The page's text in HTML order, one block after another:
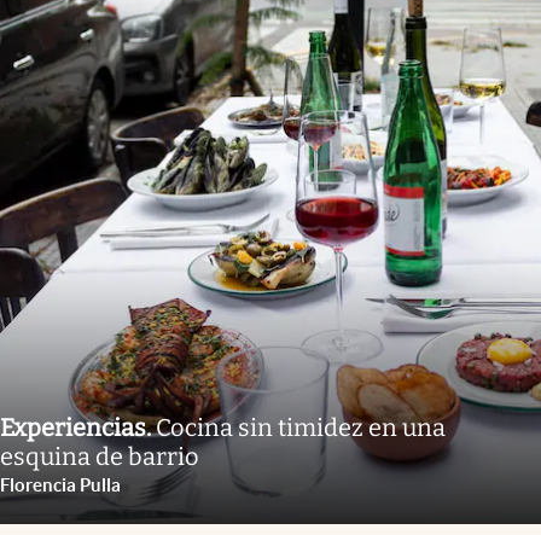
Experiencias.Cocina sin timidez en una
esquina de barrio
Florencia Pulla